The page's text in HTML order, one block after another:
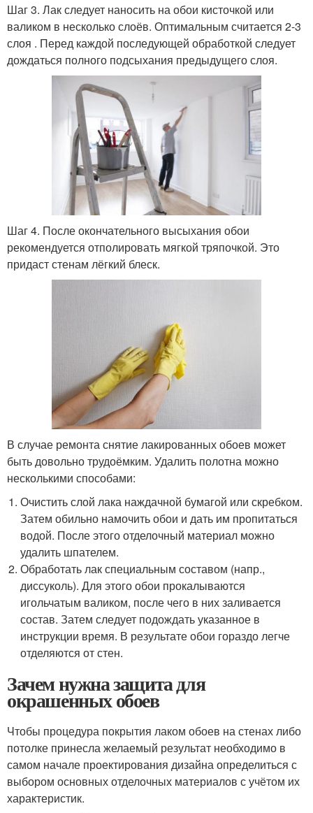
Шаг 3. Лак следует наносить на обои кисточкой или
валиком в несколько слоёв. Оптимальным считается 2-3
слоя . Перед каждой последующей обработкой следует
дождаться полного подсыхания предыдущего слоя.
Шаг 4. После окончательного высыхания обои
рекомендуется отполировать мягкой тряпочкой. Это
придаст стенам лёгкий блеск.
В случае ремонта снятие лакированных обоев может
быть довольно трудоёмким. Удалить полотна можно
несколькими способами:
Очистить слой лака наждачной бумагой или скребком.
Затем обильно намочить обои и дать им пропитаться
водой. После этого отделочный материал можно
удалить шпателем.
Обработать лак специальным составом (напр.,
диссуколь). Для этого обои прокалываются
игольчатым валиком, после чего в них заливается
состав. Затем следует подождать указанное в
инструкции время. В результате обои гораздо легче
отделяются от стен.
Зачем нужна защита для
окрашенных обоев
Чтобы процедура покрытия лаком обоев на стенах либо
потолке принесла желаемый результат необходимо в
самом начале проектирования дизайна определиться с
выбором основных отделочных материалов с учётом их
характеристик.